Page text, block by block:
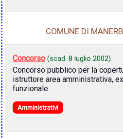
COMUNE DI
Concorso (scad. 8 luglio 2002)
Concorso pubblico per la
istruttore area amministrativa,
funzionale
Amministrativi